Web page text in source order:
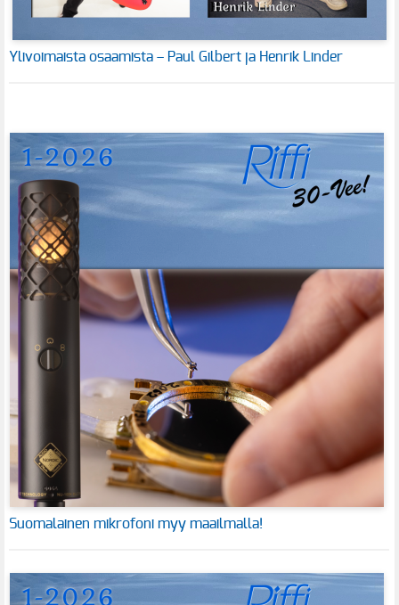
Ylivoimaista osaamista – Paul Gilbert ja Henrik Linder
Suomalainen mikrofoni myy maailmalla!